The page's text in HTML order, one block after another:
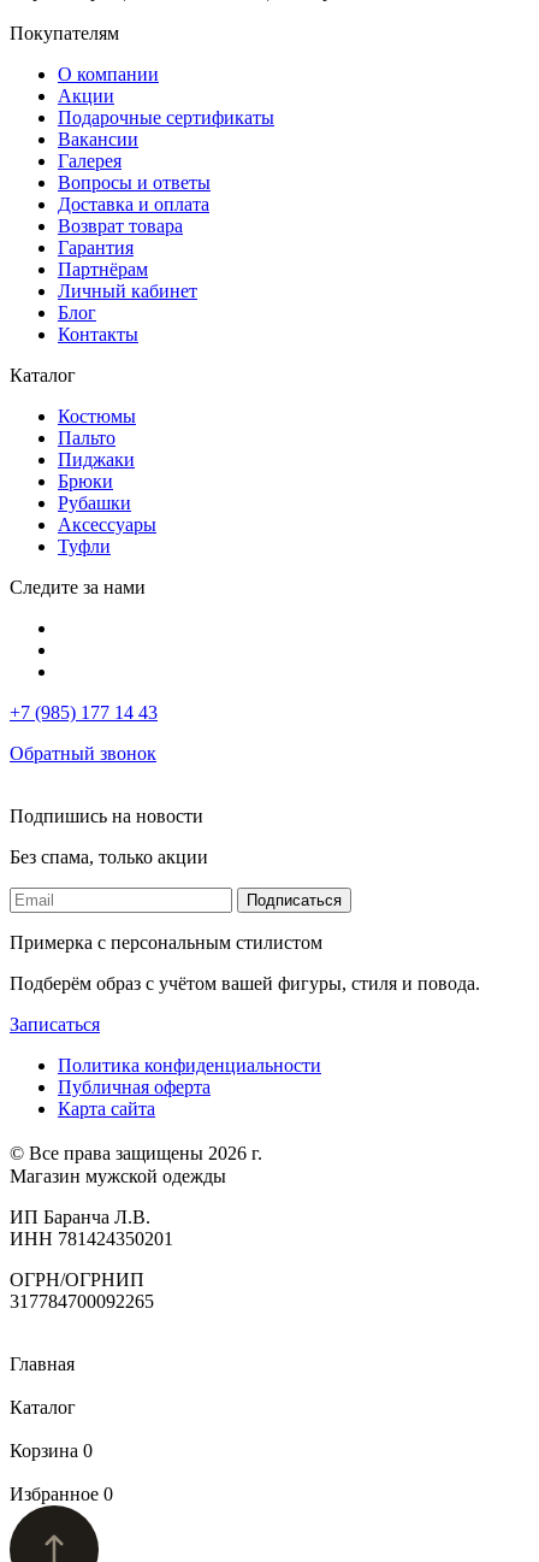
Покупателям
О компании
Акции
Подарочные сертификаты
Вакансии
Галерея
Вопросы и ответы
Доставка и оплата
Возврат товара
Гарантия
Партнёрам
Личный кабинет
Блог
Контакты
Каталог
Костюмы
Пальто
Пиджаки
Брюки
Рубашки
Аксессуары
Туфли
Следите за нами
+7 (985) 177 14 43
Обратный звонок
Подпишись на новости
Без спама, только акции
Подписаться
Примерка с персональным стилистом
Подберём образ с учётом вашей фигуры, стиля и повода.
Записаться
Политика конфиденциальности
Публичная оферта
Карта сайта
© Все права защищены 2026 г.
Магазин мужской одежды
ИП Баранча Л.В.
ИНН 781424350201
ОГРН/ОГРНИП
317784700092265
Главная
Каталог
Корзина 0
Избранное 0